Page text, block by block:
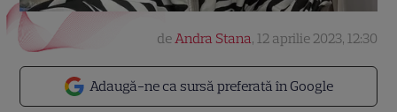
Adaugă-ne ca sursă preferată în Google
deAndra Stana, 12 aprilie 2023, 12:30